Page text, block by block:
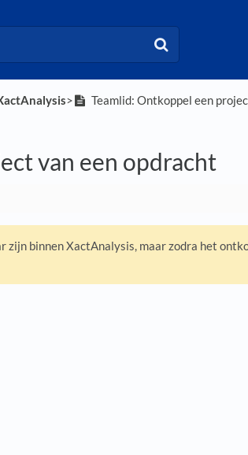
​>​ Teamlid: Ontkoppel een
van een opdracht
binnen XactAnalysis, maar zodra het